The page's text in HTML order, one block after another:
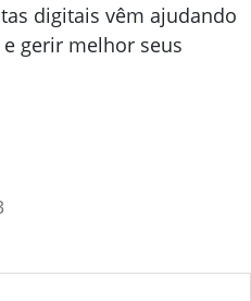
digitais vêm ajudando
gerir melhor seus